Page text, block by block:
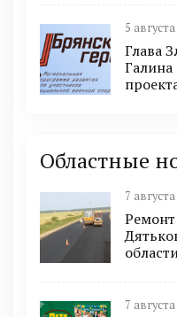
5
Глава
Областные
7
7